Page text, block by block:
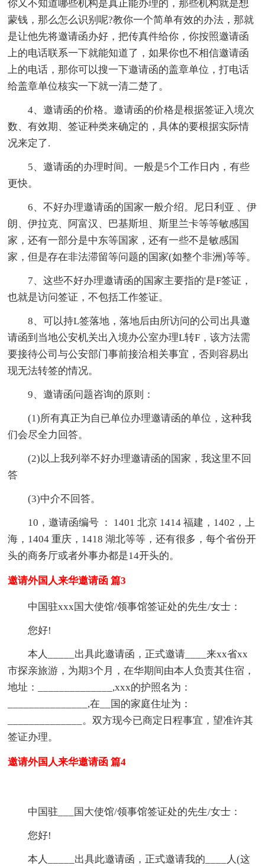
你又不知道哪些机构是真正能办理的，那些机构就是想
蒙钱，那么怎么识别呢?教你一个简单有效的办法，那就
是让他先将邀请函办好，把传真件给你，你按照邀请函
上的电话联系一下就能知道了，如果你也不相信邀请函
上的电话，那你可以搜一下邀请函的盖章单位，打电话
给盖章单位核实一下就一清二楚了。
4、邀请函的价格。邀请函的价格是根据签证入境次
数、有效期、签证种类来确定的，具体的要根据实际情
况来定了.
5、邀请函的办理时间。一般是5个工作日内，有些
更快。
6、不好办理邀请函的国家一般介绍。尼日利亚 、伊
朗、伊拉克、阿富汉、巴基斯坦、斯里兰卡等等敏感国
家，还有一部分是中东等国家，还有一些不是敏感国
家，但是存在非法滞留等问题的国家(如整个非洲)等等。
7、这些不好办理邀请函的国家主要指的'是F签证，
也就是访问签证，不包括工作签证。
8、可以持L签落地，落地后由所访问的公司出具邀
请函到当地公安机关出入境办公室办理L转F，该方法需
要接待公司与公安部门事前接洽相关事宜，否则容易出
现无法转签的情况。
9、邀请函问题咨询的原则：
(1)所有真正为自已单位办理邀请函的单位，这种我
们会尽全力回答。
(2)以上我列举不好办理邀请函的国家，我这里不回
答
(3)中介不回答。
10，邀请函编号 ： 1401 北京 1414 福建，1402，上
海，1404 重庆，1418 湖北等等，还有很多，每个省份开
头的商务厅或者外事办都是14开头的。
邀请外国人来华邀请函 篇3
中国驻xxx国大使馆/领事馆签证处的先生/女士：
您好!
本人_____出具此邀请函，正式邀请____来xx省xx
市探亲旅游，为期3个月，在华期间由本人负责其住宿，
地址：______________,xxx的护照名为：
_______________,在__国的家庭住址为：
______________。双方现今已商定日程事宜，望准许其
签证办理。
邀请外国人来华邀请函 篇4
中国驻___国大使馆/领事馆签证处的先生/女士：
您好!
本人_____出具此邀请函，正式邀请我的____人(这